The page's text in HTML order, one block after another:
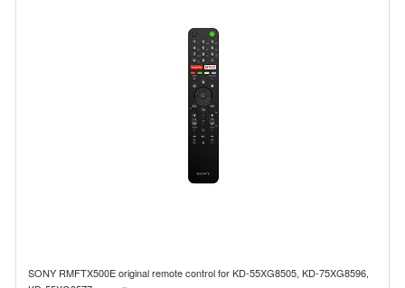
SONY RMFTX500E original remote control for KD-55XG8505, KD-75XG8596,